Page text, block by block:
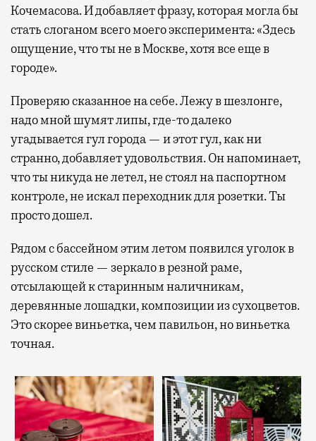
Кочемасова. И добавляет фразу, которая могла бы
стать слоганом всего моего эксперимента: «Здесь
ощущение, что ты не в Москве, хотя все еще в
городе».
Проверяю сказанное на себе. Лежу в шезлонге,
надо мной шумят липы, где-то далеко
угадывается гул города — и этот гул, как ни
странно, добавляет удовольствия. Он напоминает,
что ты никуда не летел, не стоял на паспортном
контроле, не искал переходник для розетки. Ты
просто дошел.
Рядом с бассейном этим летом появился уголок в
русском стиле — зеркало в резной раме,
отсылающей к старинным наличникам,
деревянные лошадки, композиции из сухоцветов.
Это скорее виньетка, чем павильон, но виньетка
точная.